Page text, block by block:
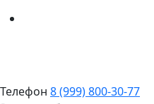
Телефон 8 (999) 800-30-77